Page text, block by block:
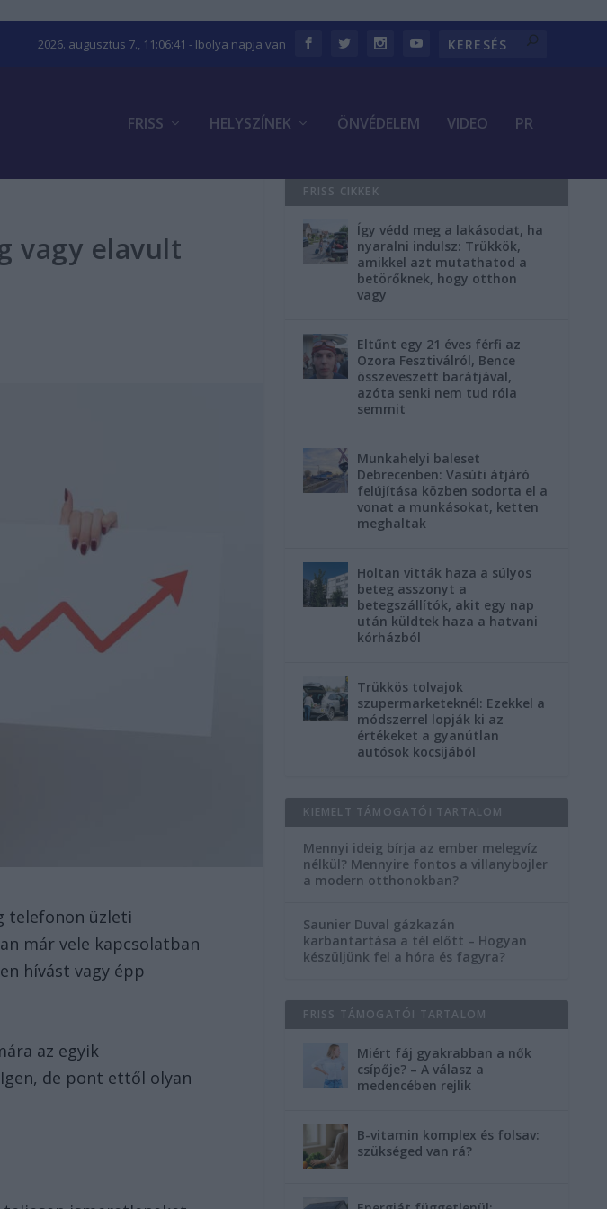
2026. augusztus 7., 11:06:42 - Ibolya napja van
FRISS HELYSZÍNEK ÖNVÉDELEM VIDEO PR
vagy elavult
telefonon üzleti
már vele kapcsolatban
hívást vagy épp
az egyik
de pont ettől olyan
FRISS CIKKEK
Így védd meg a lakásodat, ha
nyaralni indulsz: Trükkök,
amikkel azt mutathatod a
betörőknek, hogy otthon
vagy
Eltűnt egy 21 éves férfi az
Ozora Fesztiválról, Bence
összeveszett barátjával,
azóta senki nem tud róla
semmit
Munkahelyi baleset
Debrecenben: Vasúti átjáró
felújítása közben sodorta el a
vonat a munkásokat, ketten
meghaltak
Holtan vitták haza a súlyos
beteg asszonyt a
betegszállítók, akit egy nap
után küldtek haza a hatvani
kórházból
Trükkös tolvajok
szupermarketeknél: Ezekkel a
módszerrel lopják ki az
értékeket a gyanútlan
autósok kocsijából
KIEMELT TÁMOGATÓI TARTALOM
Mennyi ideig bírja az ember melegvíz
nélkül? Mennyire fontos a villanybojler
a modern otthonokban?
Saunier Duval gázkazán
karbantartása a tél előtt – Hogyan
készüljünk fel a hóra és fagyra?
FRISS TÁMOGATÓI TARTALOM
Miért fáj gyakrabban a nők
csípője? – A válasz a
medencében rejlik
B-vitamin komplex és folsav:
szükséged van rá?